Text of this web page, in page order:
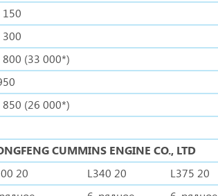
150
300
800 (33 000*)
850 (26 000*)
CUMMINS ENGINE CO., LTD
20 L340 20
L375 20